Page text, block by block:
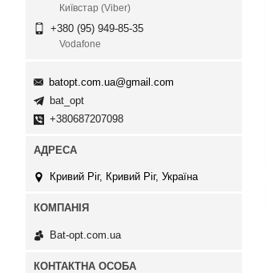
Київстар (Viber)
+380 (95) 949-85-35
Vodafone
batopt.com.ua@gmail.com
bat_opt
+380687207098
Кривий Ріг, Кривий Ріг, Україна
Bat-opt.com.ua